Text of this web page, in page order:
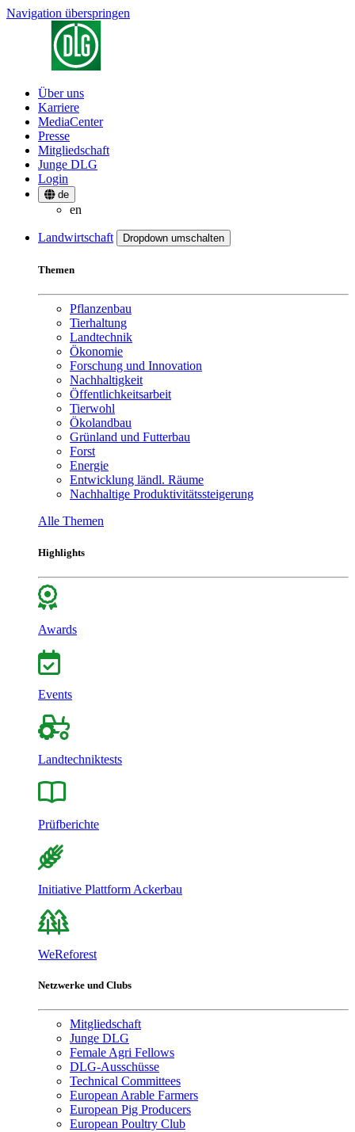
Navigation überspringen
Über uns
Karriere
MediaCenter
Presse
Mitgliedschaft
Junge DLG
Login
de
en
Landwirtschaft Dropdown umschalten
Themen
Pflanzenbau
Tierhaltung
Landtechnik
Ökonomie
Forschung und Innovation
Nachhaltigkeit
Öffentlichkeitsarbeit
Tierwohl
Ökolandbau
Grünland und Futterbau
Forst
Energie
Entwicklung ländl. Räume
Nachhaltige Produktivitätssteigerung
Alle Themen
Highlights
Awards
Events
Landtechniktests
Prüfberichte
Initiative Plattform Ackerbau
WeReforest
Netzwerke und Clubs
Mitgliedschaft
Junge DLG
Female Agri Fellows
DLG-Ausschüsse
Technical Committees
European Arable Farmers
European Pig Producers
European Poultry Club